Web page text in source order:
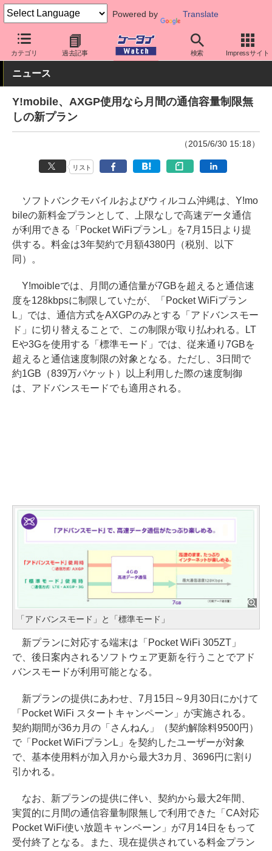
Powered by Translate
カテゴリ 過去記事 検索 Impressサイト
ケータイ Watch キャリア ワイモバイル 料金プラン・割引
ニュース
Y!mobile、AXGP使用なら月間の通信容量制限無
しの新プラン
（2015/6/30 15:18）
リスト
ソフトバンクモバイルおよびウィルコム沖縄は、Y!mo
bileの新料金プランとして、上限なしで高速データ通信
が利用できる「Pocket WiFiプランL」を7月15日より提
供する。料金は3年契約で月額4380円（税別、以下
同）。
Y!moibleでは、月間の通信量が7GBを超えると通信速
度を128kbpsに制限していたが、「Pocket WiFiプラン
L」では、通信方式をAXGPのみとする「アドバンスモー
ド」に切り替えることで、この制限が取り払われる。LT
Eや3Gを使用する「標準モード」では、従来通り7GBを
超えると通信速度制限の対象となる。ただし、3日間で
約1GB（839万パケット）以上利用した際の速度制御
は、アドバンスモードでも適用される。
「アドバンスモード」と「標準モード」
新プランに対応する端末は「Pocket WiFi 305ZT」
で、後日案内されるソフトウェア更新を行うことでアド
バンスモードが利用可能となる。
新プランの提供にあわせ、7月15日～9月30日にかけて
「Pocket WiFi スタートキャンペーン」が実施される。
契約期間が36カ月の「さんねん」（契約解除料9500円）
で「Pocket WiFiプランL」を契約したユーザーが対象
で、基本使用料が加入月から最大3カ月、3696円に割り
引かれる。
なお、新プランの提供に伴い、契約から最大2年間、
実質的に月間の通信容量制限無しで利用できた「CA対応
Pocket WiFi使い放題キャンペーン」が7月14日をもって
受付終了となる。また、現在提供されている料金プラン